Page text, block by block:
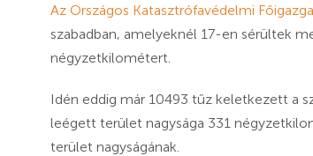
Az Országos Katasztrófavédelmi
szabadban, amelyeknél 17-en sérültek
négyzetkilométert.
Idén eddig már 10493 tűz keletkezett a
leégett terület nagysága 331
terület nagyságának.